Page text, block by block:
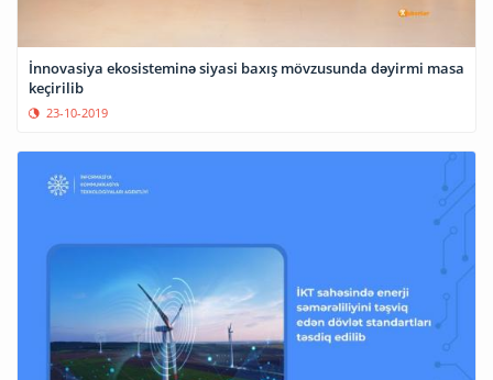
İnnovasiya ekosisteminə siyasi baxış mövzusunda dəyirmi masa
keçirilib
23-10-2019